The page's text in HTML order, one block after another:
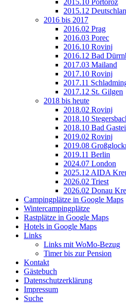
2015.12
2016 bis 2017
2016.02 Prag
2016.03 Porec
2016.10 Rovinj
2016.12 Bad
2017.03 Mailand
2017.10 Rovinj
2017.11
2017.12 St. Gilgen
2018 bis heute
2018.02 Rovinj
2018.10
2018.10 Bad
2019.02 Rovinj
2019.08
2019.11 Berlin
2024.07 London
2025.12 AIDA
2026.02 Triest
2026.02 Donau
Campingplätze in Google Maps
Wintercampingplätze
Rastplätze in Google Maps
Hotels in Google Maps
Links
Links mit WoMo-Bezug
Timer bis zur Pension
Kontakt
Gästebuch
Datenschutzerklärung
Impressum
Suche